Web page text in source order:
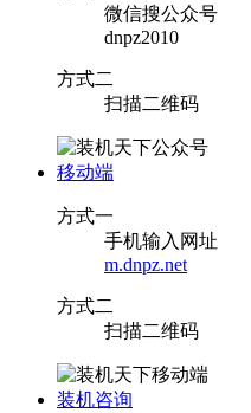
微信搜公众号
dnpz2010
方式二
扫描二维码
移动端
方式一
手机输入网址
m.dnpz.net
方式二
扫描二维码
装机咨询